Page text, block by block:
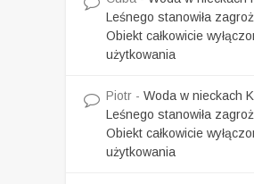
Leśnego stanowiła
Obiekt całkowicie
użytkowania
Piotr - Woda w nieckach
Leśnego stanowiła
Obiekt całkowicie
użytkowania